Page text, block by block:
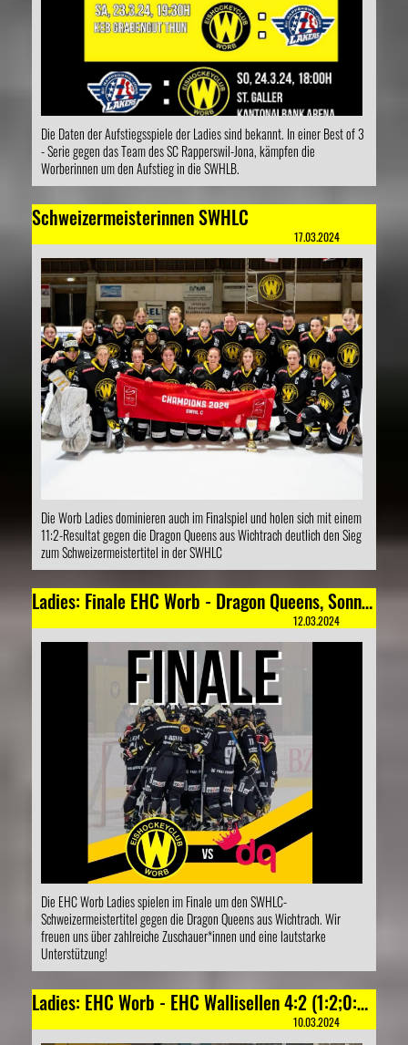
Die Daten der Aufstiegsspiele der Ladies sind bekannt. In einer Best of 3
- Serie gegen das Team des SC Rapperswil-Jona, kämpfen die
Worberinnen um den Aufstieg in die SWHLB.
Schweizermeisterinnen SWHLC
17.03.2024
Die Worb Ladies dominieren auch im Finalspiel und holen sich mit einem
11:2-Resultat gegen die Dragon Queens aus Wichtrach deutlich den Sieg
zum Schweizermeistertitel in der SWHLC
Ladies: Finale EHC Worb - Dragon Queens, Sonntag, 17. März 2024, 19:00 Uhr Wislepark Worb
12.03.2024
Die EHC Worb Ladies spielen im Finale um den SWHLC-
Schweizermeistertitel gegen die Dragon Queens aus Wichtrach. Wir
freuen uns über zahlreiche Zuschauer*innen und eine lautstarke
Unterstützung!
Ladies: EHC Worb - EHC Wallisellen 4:2 (1:2;0:0;3:0)
10.03.2024